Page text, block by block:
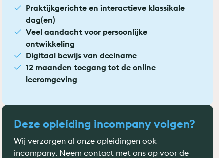
Praktijkgerichte en interactieve klassikale
dag(en)
Veel aandacht voor persoonlijke
ontwikkeling
Digitaal bewijs van deelname
12 maanden toegang tot de online
leeromgeving
Deze opleiding incompany volgen?
Wij verzorgen al onze opleidingen ook
incompany. Neem contact met ons op voor de